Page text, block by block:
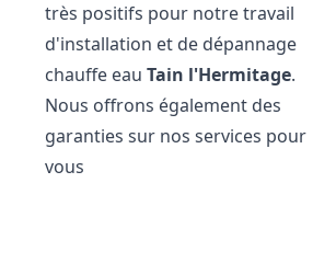
très positifs pour notre travail
d'installation et de dépannage
chauffe eauTain l'Hermitage.
Nous offrons également des
garanties sur nos services pour
vous